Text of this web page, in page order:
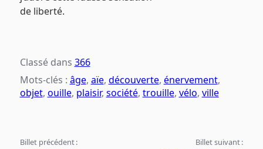
de liberté.
Classé dans 366
Mots-clés : âge, aïe, découverte, énervement,
objet, ouille, plaisir, société, trouille, vélo, ville
Billet précédent : Billet suivant :